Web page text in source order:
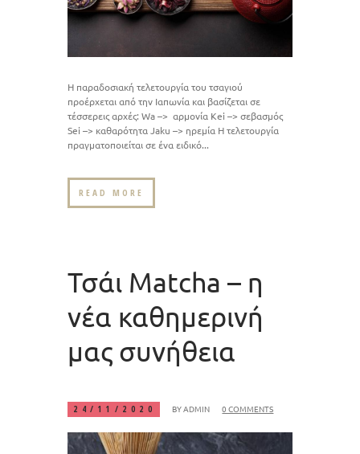
Η παραδοσιακή τελετουργία του τσαγιού
προέρχεται από την Ιαπωνία και βασίζεται σε
τέσσερεις αρχές: Wa –> αρμονία Κei –> σεβασμός
Sei –> καθαρότητα Jaku –> ηρεμία Η τελετουργία
πραγματοποιείται σε ένα ειδικό...
READ MORE
Τσάι Matcha – η
νέα καθημερινή
μας συνήθεια
24/11/2020 BYADMIN 0 COMMENTS